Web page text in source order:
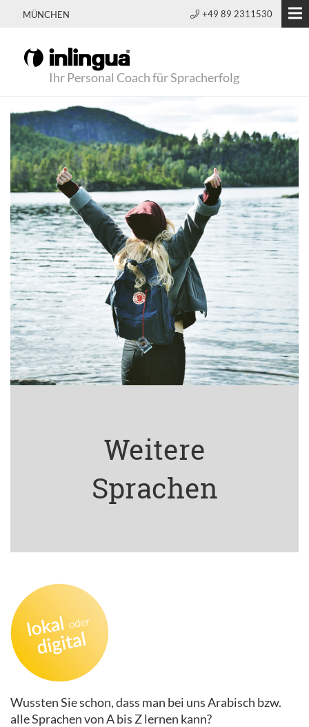
MÜNCHEN +49 89 2311530
Ihr Personal Coach für Spracherfolg
Weitere
Sprachen
Wussten Sie schon, dass man bei uns Arabisch bzw.
alle Sprachen von A bis Z lernen kann?